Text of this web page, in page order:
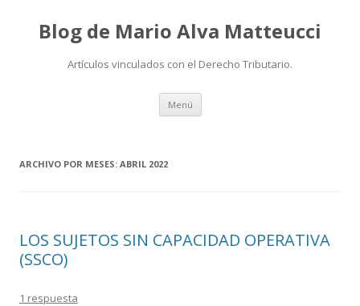
Blog de Mario Alva Matteucci
Artículos vinculados con el Derecho Tributario.
Menú Ir
contenido
ARCHIVO POR MESES: ABRIL 2022
LOS SUJETOS SIN CAPACIDAD OPERATIVA
(SSCO)
1 respuesta